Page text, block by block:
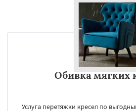
Обивка мягких
Услуга перетяжки кресел по